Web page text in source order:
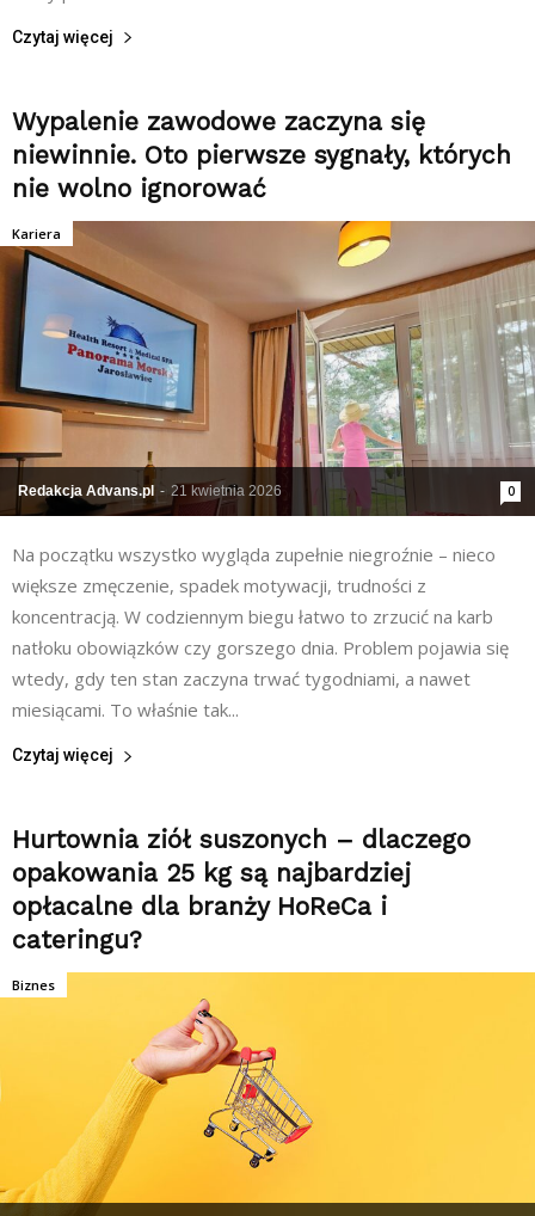
Czytaj więcej
Wypalenie zawodowe zaczyna się
niewinnie. Oto pierwsze sygnały, których
nie wolno ignorować
Redakcja Advans.pl - 21 kwietnia 2026 0
Kariera
Na początku wszystko wygląda zupełnie niegroźnie – nieco
większe zmęczenie, spadek motywacji, trudności z
koncentracją. W codziennym biegu łatwo to zrzucić na karb
natłoku obowiązków czy gorszego dnia. Problem pojawia się
wtedy, gdy ten stan zaczyna trwać tygodniami, a nawet
miesiącami. To właśnie tak...
Czytaj więcej
Hurtownia ziół suszonych – dlaczego
opakowania 25 kg są najbardziej
opłacalne dla branży HoReCa i
cateringu?
Biznes